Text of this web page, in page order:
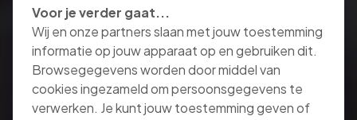
Voor je verder gaat...
Wij en onze partners slaan met jouw toestemming
informatie op jouw apparaat op en gebruiken dit.
Browsegegevens worden door middel van
cookies ingezameld om persoonsgegevens te
verwerken. Je kunt jouw toestemming geven of